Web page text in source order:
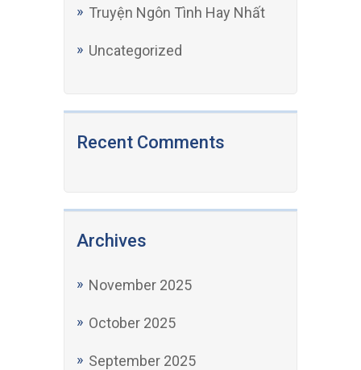
Truyện Ngôn Tình Hay Nhất
Uncategorized
Recent Comments
Archives
November 2025
October 2025
September 2025